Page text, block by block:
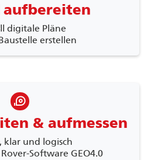
digitale Pläne
erstellen
measuring_tape
& aufmessen
klar und logisch
Software GEO4.0